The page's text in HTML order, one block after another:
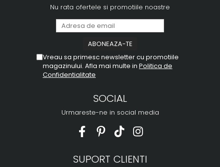
Nu rata ofertele si promotiile noastre
Vreau sa primesc newsletter cu promotiile
magazinului. Afla mai multe in Politica de
Confidentialitate
SOCIAL
Urmareste-ne in social media
SUPORT CLIENTI